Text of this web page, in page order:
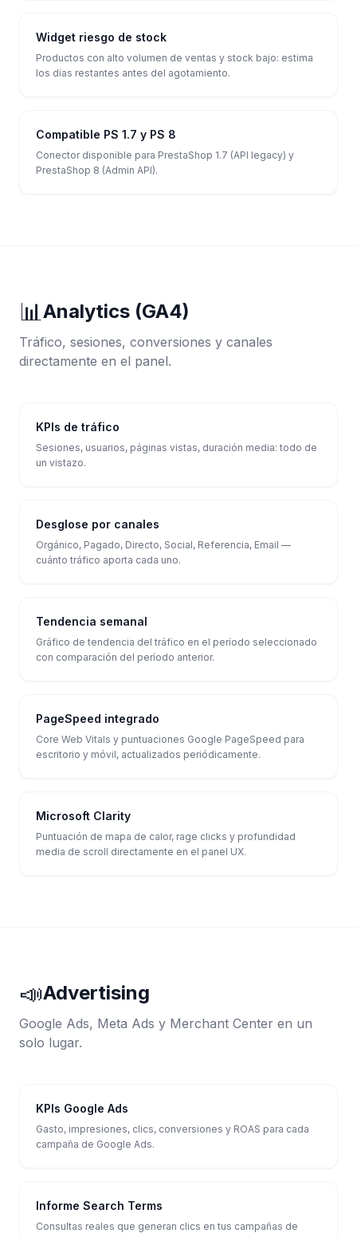
Widget riesgo de stock
Productos con alto volumen de ventas y stock bajo: estima
los días restantes antes del agotamiento.
Compatible PS 1.7 y PS 8
Conector disponible para PrestaShop 1.7 (API legacy) y
PrestaShop 8 (Admin API).
📊 Analytics (GA4)
Tráfico, sesiones, conversiones y canales
directamente en el panel.
KPIs de tráfico
Sesiones, usuarios, páginas vistas, duración media: todo de
un vistazo.
Desglose por canales
Orgánico, Pagado, Directo, Social, Referencia, Email —
cuánto tráfico aporta cada uno.
Tendencia semanal
Gráfico de tendencia del tráfico en el período seleccionado
con comparación del período anterior.
PageSpeed integrado
Core Web Vitals y puntuaciones Google PageSpeed para
escritorio y móvil, actualizados periódicamente.
Microsoft Clarity
Puntuación de mapa de calor, rage clicks y profundidad
media de scroll directamente en el panel UX.
📣Advertising
Google Ads, Meta Ads y Merchant Center en un
solo lugar.
KPIs Google Ads
Gasto, impresiones, clics, conversiones y ROAS para cada
campaña de Google Ads.
Informe Search Terms
Consultas reales que generan clics en tus campañas de